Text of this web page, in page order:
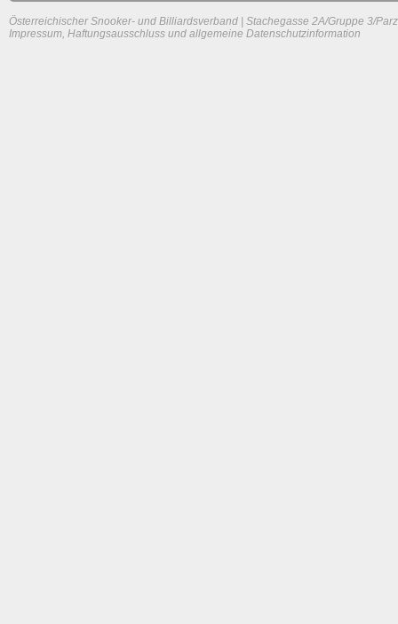
Österreichischer Snooker- und Billiardsverband | Stachegasse 2A/Gruppe 3/
Impressum, Haftungsausschluss und allgemeine Datenschutzinformation